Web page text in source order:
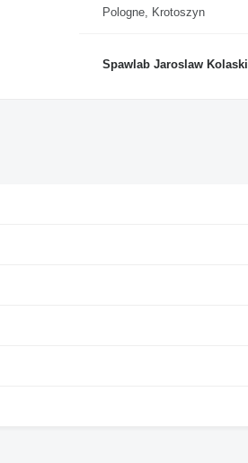
Pologne, Krotoszyn
Spawlab Jaroslaw Kolaski